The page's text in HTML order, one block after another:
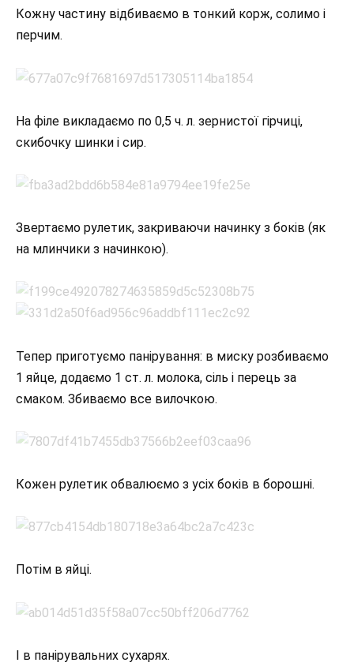
Кожну частину відбиваємо в тонкий корж, солимо і
перчим.
На філе викладаємо по 0,5 ч. л. зернистої гірчиці,
скибочку шинки і сир.
Звертаємо рулетик, закриваючи начинку з боків (як
на млинчики з начинкою).
Тепер приготуємо панірування: в миску розбиваємо
1 яйце, додаємо 1 ст. л. молока, сіль і перець за
смаком. Збиваємо все вилочкою.
Кожен рулетик обвалюємо з усіх боків в борошні.
Потім в яйці.
І в панірувальних сухарях.